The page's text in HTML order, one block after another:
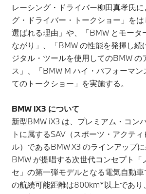
レーシング・ドライバー柳田真孝氏
グ・ドライバー・トークショー」を
選ばれる理由」や、「BMW とモータ
ながり」、「BMW の性能を発揮し続
ジタル・ツールを使用してのBMW の
ス」、「BMW M ハイ・パフォーマ
てのトークショー」を実施する。
BMW iX3 について
新型BMW iX3 は、プレミアム・コン
トに属するSAV（スポーツ・アクテ
ル）であるBMW X3 のラインアップに
BMW が提唱する次世代コンセプト「
セ」の第一弾モデルとなる電気自動
の航続可能距離は800km*以上であり